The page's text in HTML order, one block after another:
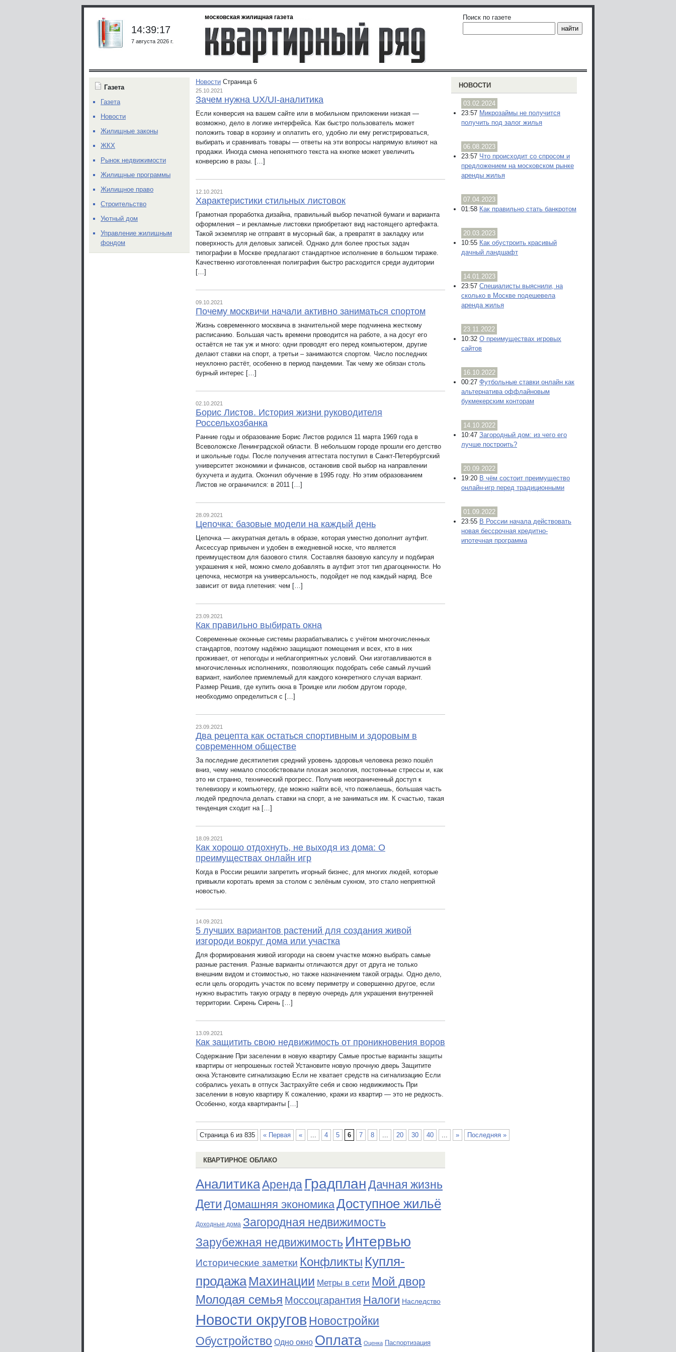
московская жилищная газета
14:39:17
7 августа 2026 г.
Поиск по газете
Новости Страница 6
25.10.2021
Зачем нужна UX/UI-аналитика
Если конверсия на вашем сайте или в мобильном приложении низкая —
возможно, дело в логике интерфейса. Как быстро пользователь может
положить товар в корзину и оплатить его, удобно ли ему регистрироваться,
выбирать и сравнивать товары — ответы на эти вопросы напрямую влияют на
продажи. Иногда смена непонятного текста на кнопке может увеличить
конверсию в разы. […]
12.10.2021
Характеристики стильных листовок
Грамотная проработка дизайна, правильный выбор печатной бумаги и варианта
оформления – и рекламные листовки приобретают вид настоящего артефакта.
Такой экземпляр не отправят в мусорный бак, а превратят в закладку или
поверхность для деловых записей. Однако для более простых задач
типографии в Москве предлагают стандартное исполнение в большом тираже.
Качественно изготовленная полиграфия быстро расходится среди аудитории
[…]
09.10.2021
Почему москвичи начали активно заниматься спортом
Жизнь современного москвича в значительной мере подчинена жесткому
расписанию. Большая часть времени проводится на работе, а на досуг его
остаётся не так уж и много: одни проводят его перед компьютером, другие
делают ставки на спорт, а третьи – занимаются спортом. Число последних
неуклонно растёт, особенно в период пандемии. Так чему же обязан столь
бурный интерес […]
02.10.2021
Борис Листов. История жизни руководителя
Россельхозбанка
Ранние годы и образование Борис Листов родился 11 марта 1969 года в
Всеволожске Ленинградской области. В небольшом городе прошли его детство
и школьные годы. После получения аттестата поступил в Санкт-Петербургский
университет экономики и финансов, остановив свой выбор на направлении
бухучета и аудита. Окончил обучение в 1995 году. Но этим образованием
Листов не ограничился: в 2011 […]
28.09.2021
Цепочка: базовые модели на каждый день
Цепочка — аккуратная деталь в образе, которая уместно дополнит аутфит.
Аксессуар привычен и удобен в ежедневной носке, что является
преимуществом для базового стиля. Составляя базовую капсулу и подбирая
украшения к ней, можно смело добавлять в аутфит этот тип драгоценности. Но
цепочка, несмотря на универсальность, подойдет не под каждый наряд. Все
зависит от вида плетения: чем […]
23.09.2021
Как правильно выбирать окна
Современные оконные системы разрабатывались с учётом многочисленных
стандартов, поэтому надёжно защищают помещения и всех, кто в них
проживает, от непогоды и неблагоприятных условий. Они изготавливаются в
многочисленных исполнениях, позволяющих подобрать себе самый лучший
вариант, наиболее приемлемый для каждого конкретного случая вариант.
Размер Решив, где купить окна в Троицке или любом другом городе,
необходимо определиться с […]
23.09.2021
Два рецепта как остаться спортивным и здоровым в
современном обществе
За последние десятилетия средний уровень здоровья человека резко пошёл
вниз, чему немало способствовали плохая экология, постоянные стрессы и, как
это ни странно, технический прогресс. Получив неограниченный доступ к
телевизору и компьютеру, где можно найти всё, что пожелаешь, большая часть
людей предпочла делать ставки на спорт, а не заниматься им. К счастью, такая
тенденция сходит на […]
18.09.2021
Как хорошо отдохнуть, не выходя из дома: О
преимуществах онлайн игр
Когда в России решили запретить игорный бизнес, для многих людей, которые
привыкли коротать время за столом с зелёным сукном, это стало неприятной
новостью.
14.09.2021
5 лучших вариантов растений для создания живой
изгороди вокруг дома или участка
Для формирования живой изгороди на своем участке можно выбрать самые
разные растения. Разные варианты отличаются друг от друга не только
внешним видом и стоимостью, но также назначением такой ограды. Одно дело,
если цель огородить участок по всему периметру и совершенно другое, если
нужно вырастить такую ограду в первую очередь для украшения внутренней
территории. Сирень Сирень […]
13.09.2021
Как защитить свою недвижимость от проникновения воров
Содержание При заселении в новую квартиру Самые простые варианты защиты
квартиры от непрошеных гостей Установите новую прочную дверь Защитите
окна Установите сигнализацию Если не хватает средств на сигнализацию Если
собрались уехать в отпуск Застрахуйте себя и свою недвижимость При
заселении в новую квартиру К сожалению, кражи из квартир — это не редкость.
Особенно, когда квартиранты […]
Страница 6 из 835 « Первая « ... 4 5 6 7 8 ... 20 30 40 ... » Последняя »
КВАРТИРНОЕ ОБЛАКО
АналитикаАренда ГрадпланДачная жизнь
Дети Домашняя экономикаДоступное жильё
Доходные дома Загородная недвижимость
Зарубежная недвижимость Интервью
Исторические заметки Конфликты Купля-
продажа Махинации Метры в сети Мой двор
Молодая семья Моссоцгарантия Налоги Наследство
Новости округов Новостройки
Обустройство Одно окно Оплата Оценка Паспортизация
НОВОСТИ
03.02.2024
23:57 Микрозаймы не получится
получить под залог жилья
06.08.2023
23:57 Что происходит со спросом и
предложением на московском рынке
аренды жилья
07.04.2023
01:58 Как правильно стать банкротом
20.03.2023
10:55 Как обустроить красивый
дачный ландшафт
14.01.2023
23:57 Специалисты выяснили, на
сколько в Москве подешевела
аренда жилья
23.11.2022
10:32 О преимуществах игровых
сайтов
16.10.2022
00:27 Футбольные ставки онлайн как
альтернатива оффлайновым
букмекерским конторам
14.10.2022
10:47 Загородный дом: из чего его
лучше построить?
20.09.2022
19:20 В чём состоит преимущество
онлайн-игр перед традиционными
01.09.2022
23:55 В России начала действовать
новая бессрочная кредитно-
ипотечная программа
Газета
Газета
Новости
Жилищные законы
ЖКХ
Рынок недвижимости
Жилищные программы
Жилищное право
Строительство
Уютный дом
Управление жилищным
фондом